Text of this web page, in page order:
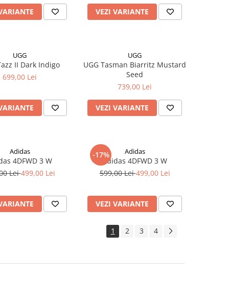
VEZI VARIANTE
UGG
II Dark Indigo
699,00 Lei
UGG
UGG Tasman Biarritz Mustard
Seed
739,00 Lei
VEZI VARIANTE
Adidas
4DFWD 3 W
Lei499,00 Lei
-17% Adidas
Adidas 4DFWD 3 W
599,00 Lei499,00 Lei
VEZI VARIANTE
1 2 3 4